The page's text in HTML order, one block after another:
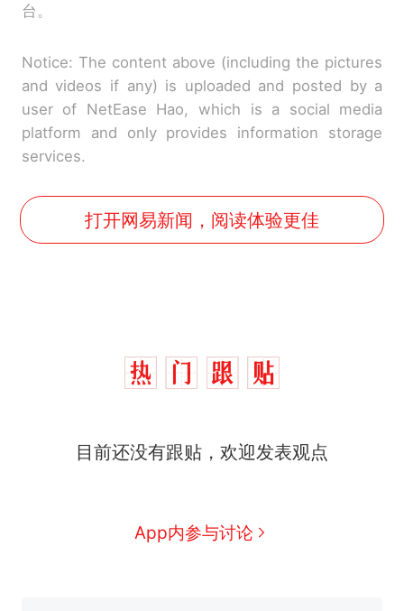
台。
Notice: The content above (including the pictures
and videos if any) is uploaded and posted by a
user of NetEase Hao, which is a social media
platform and only provides information storage
services.
打开网易新闻，阅读体验更佳
目前还没有跟贴，欢迎发表观点
App内参与讨论
热
制裁瓜子饺子，美国怕什
号，仅凭视频评出？中国烹饪
140多朵
美国渔民钓获鲨鱼徒手将其拽
回大海 目击者直呼震惊 （视频